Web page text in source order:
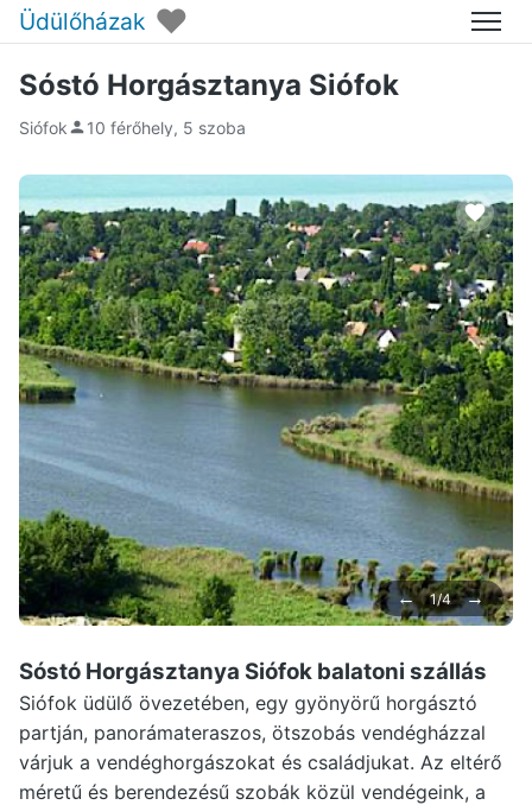
Üdülőházak ♥ Menü
Sóstó Horgásztanya Siófok
Siófok 10 férőhely, 5 szoba
← 1/4 →
Sóstó Horgásztanya Siófok balatoni szállás
Siófok üdülő övezetében, egy gyönyörű horgásztó
partján, panorámateraszos, ötszobás vendégházzal
várjuk a vendéghorgászokat és családjukat. Az eltérő
méretű és berendezésű szobák közül vendégeink, a